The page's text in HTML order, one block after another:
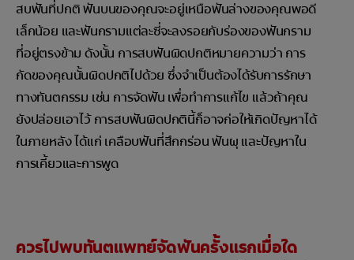
สบฟันที่ปกติ ฟันบนของคุณจะอยู่เหนือฟันล่างของคุณพอดี
เล็กน้อย และฟันกรามแต่ละซี่จะลงรอยกับร่องของฟันกราม
ที่อยู่ตรงข้าม ดังนั้น การสบฟันผิดปกติหมายความว่า การ
กัดของคุณนั้นผิดปกติไปด้วย ซึ่งจำเป็นต้องได้รับการรักษา
ทางทันตกรรม เช่น การจัดฟัน เพื่อทำการแก้ไข แล้วถ้าคุณ
ยังปล่อยเอาไว้ การสบฟันผิดปกตินี้ก็อาจก่อให้เกิดปัญหาได้
ในภายหลัง ได้แก่ เคลือบฟันที่สึกกร่อน ฟันผุ และปัญหาใน
การเคี้ยวและการพูด
ควรไปพบทันตแพทย์จัดฟันครั้งแรกเมื่อใด